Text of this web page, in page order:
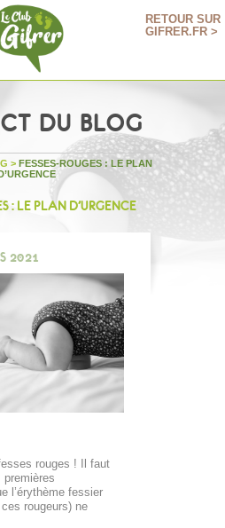
RETOUR SUR
GIFRER.FR >
DU BLOG
> FESSES-ROUGES : LE PLAN
: LE PLAN D’URGENCE
2021
rouges ! Il faut
l’érythème fessier
rougeurs) ne